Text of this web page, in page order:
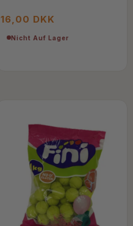
16,00 DKK
Nicht Auf Lager